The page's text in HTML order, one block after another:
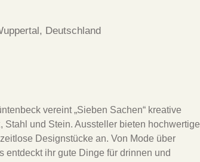
Deutschland
vereint „Sieben Sachen“ kreative
und Stein. Aussteller bieten hochwertige
Designstücke an. Von Mode über
entdeckt ihr gute Dinge für drinnen und